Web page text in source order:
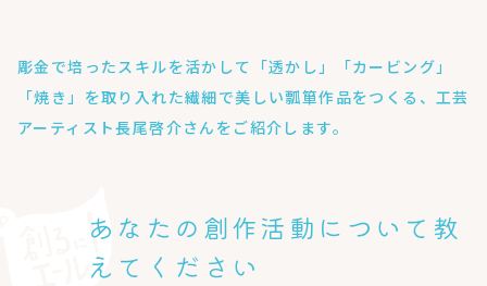
彫金で培ったスキルを活かして「透かし」「カービング」
「焼き」を取り入れた繊細で美しい瓢箪作品をつくる、工芸
アーティスト長尾啓介さんをご紹介します。
あなたの創作活動について教
えてください